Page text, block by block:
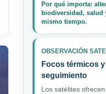
Por qué importa:
biodiversidad, salud
mismo tiempo.
OBSERVACIÓN
Focos térmicos
seguimiento
Los satélites